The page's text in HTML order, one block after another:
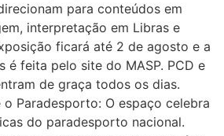
para conteúdos em
interpretação em Libras e
ficará até 2 de agosto e a
é feita pelo site do MASP. PCD e
de graça todos os dias.
o Paradesporto: O espaço celebra
do paradesporto nacional.